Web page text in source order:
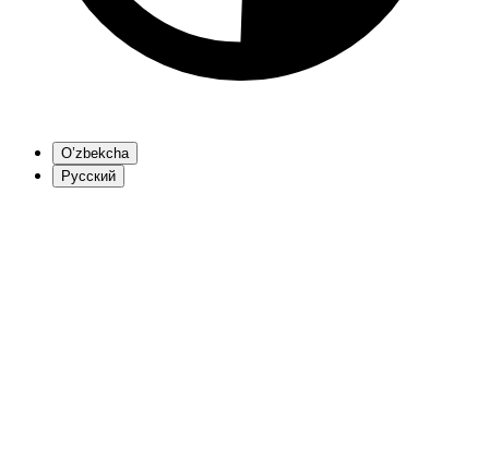
O’zbekcha
Русский